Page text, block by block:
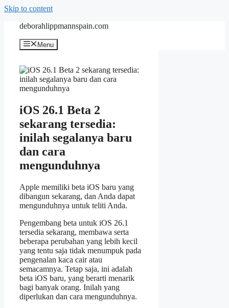
Skip to content
deborahlippmannspain.com
Menu
iOS 26.1 Beta 2
sekarang tersedia:
inilah segalanya baru
dan cara
mengunduhnya
Apple memiliki beta iOS baru yang
dibangun sekarang, dan Anda dapat
mengunduhnya untuk teliti Anda.
Pengembang beta untuk iOS 26.1
tersedia sekarang, membawa serta
beberapa perubahan yang lebih kecil
yang tentu saja tidak menumpuk pada
pengenalan kaca cair atau
semacamnya. Tetap saja, ini adalah
beta iOS baru, yang berarti menarik
bagi banyak orang. Inilah yang
diperlukan dan cara mengunduhnya.